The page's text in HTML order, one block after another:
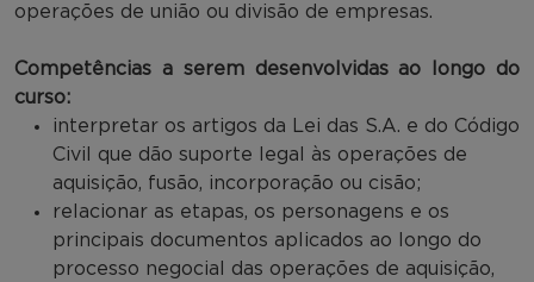
operações de união ou divisão de empresas.
Competências a serem desenvolvidas ao longo do
curso:
interpretar os artigos da Lei das S.A. e do Código
Civil que dão suporte legal às operações de
aquisição, fusão, incorporação ou cisão;
relacionar as etapas, os personagens e os
principais documentos aplicados ao longo do
processo negocial das operações de aquisição,